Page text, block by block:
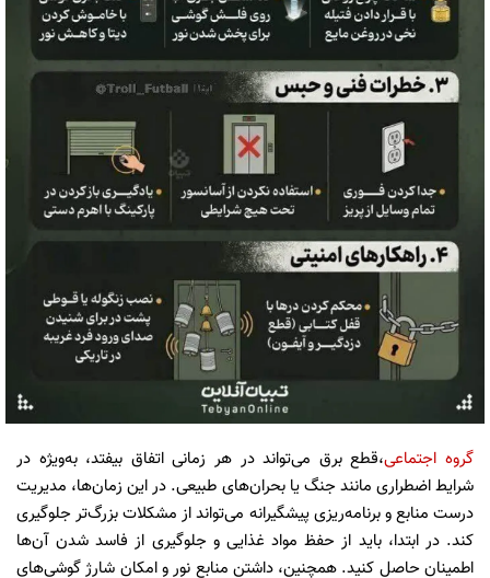
گروه اجتماعی،قطع برق می‌تواند در هر زمانی اتفاق بیفتد، به‌ویژه در
شرایط اضطراری مانند جنگ یا بحران‌های طبیعی. در این زمان‌ها، مدیریت
درست منابع و برنامه‌ریزی پیشگیرانه می‌تواند از مشکلات بزرگ‌تر جلوگیری
کند. در ابتدا، باید از حفظ مواد غذایی و جلوگیری از فاسد شدن آن‌ها
اطمینان حاصل کنید. همچنین، داشتن منابع نور و امکان شارژ گوشی‌های